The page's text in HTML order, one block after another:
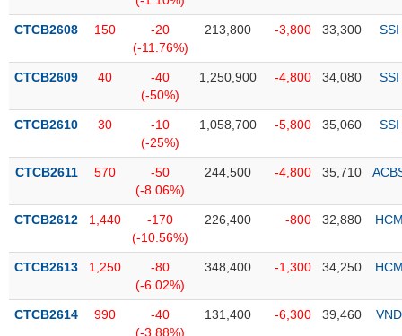
Hủy
biệt
được
ký
Danh
CTCB2608 150
-20
(-11.76%)
213,800 -3,800 33,300 SSI
CTCB2609 40
-40
(-50%)
1,250,900 -4,800 34,080 SSI
CTCB2610 30
-10
(-25%)
1,058,700 -5,800 35,060 SSI
CTCB2611 570
-50
(-8.06%)
244,500 -4,800 35,710
CTCB2612 1,440
-170
(-10.56%)
226,400 -800 32,880
CTCB2613 1,250
-80
(-6.02%)
348,400 -1,300 34,250
CTCB2614 990
-40
(-3.88%)
131,400 -6,300 39,460 VND
PHIẾU
CÔNG
CỤ
XUẤT
LIỆU